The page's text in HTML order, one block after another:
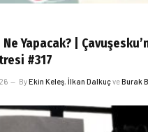
Yapacak? |
#317
ByEkin Keleş, İlkan DalkuçveBurak